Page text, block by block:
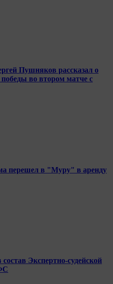
Пушняков рассказал о
во втором матче с
перешел в "Муру" в аренду
Экспертно-судейской